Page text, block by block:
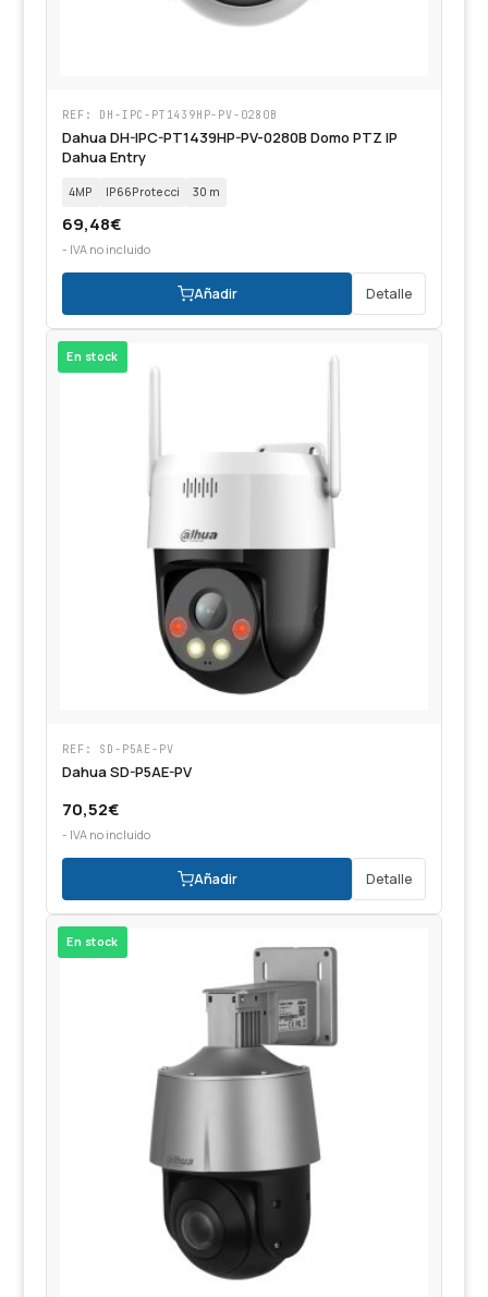
REF: DH-IPC-PT1439HP-PV-0280B
Dahua DH-IPC-PT1439HP-PV-0280B Domo PTZ IP
Dahua Entry
4MP IP66Protecci 30 m
69,48€
- IVA no incluido
Añadir Detalle
En stock
REF: SD-P5AE-PV
Dahua SD-P5AE-PV
70,52€
- IVA no incluido
Añadir Detalle
En stock